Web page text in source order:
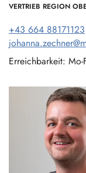
VERTRIEB REGION
+43 664 88171123
Erreichbarkeit: